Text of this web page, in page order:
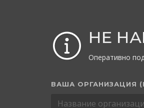
НЕ
Оперативно
ВАША ОРГАНИЗАЦИЯ